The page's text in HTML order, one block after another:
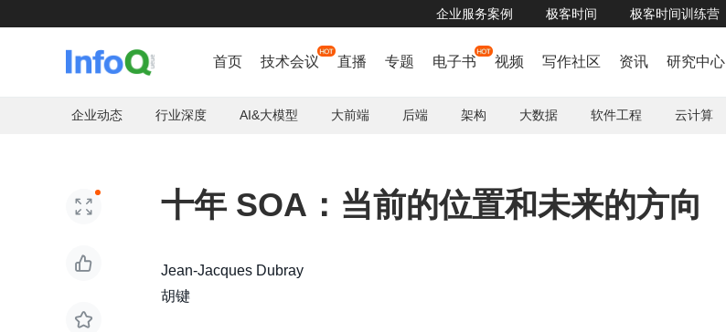
企业服务案例 极客时间 极客时间训练营
首页 技术会议 直播 专题 电子书 视频 写作社区 资讯 研究中心
企业动态 行业深度 AI&大模型 大前端 后端 架构 大数据 软件工程 云计算



十年 SOA：当前的位置和未来的方向
Jean-Jacques Dubray
胡键